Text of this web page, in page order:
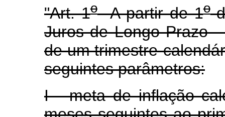
"Art. 1oA partir de 1o
Juros de Longo Prazo
de um trimestre-
seguintes parâmetros:
I - meta de inflação